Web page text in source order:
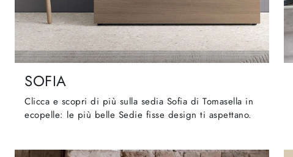
SOFIA
Clicca e scopri di più sulla sedia Sofia di Tomasella in
ecopelle: le più belle Sedie fisse design ti aspettano.